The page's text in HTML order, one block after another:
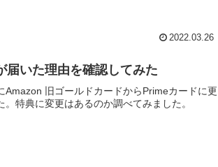
2022.03.26
届いた理由を確認してみた
Amazon 旧ゴールドカードからPrimeカードに更
。特典に変更はあるのか調べてみました。